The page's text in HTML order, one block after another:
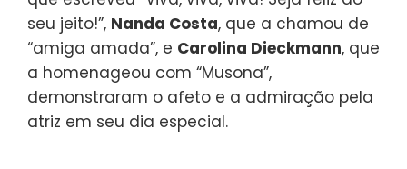
seu jeito!”, Nanda Costa, que a chamou de
“amiga amada”, e Carolina Dieckmann, que
a homenageou com “Musona”,
demonstraram o afeto e a admiração pela
atriz em seu dia especial.